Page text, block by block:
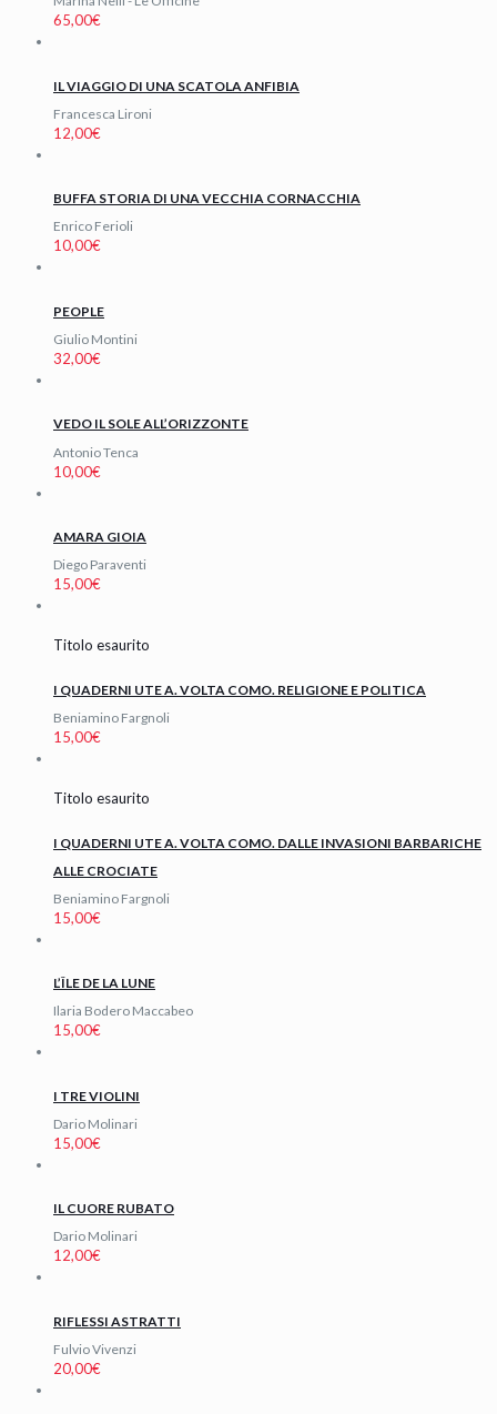
65,00€
IL VIAGGIO DI UNA SCATOLA ANFIBIA
Francesca Lironi
12,00€
BUFFA STORIA DI UNA VECCHIA CORNACCHIA
Enrico Ferioli
10,00€
PEOPLE
Giulio Montini
32,00€
VEDO IL SOLE ALL’ORIZZONTE
Antonio Tenca
10,00€
AMARA GIOIA
Diego Paraventi
15,00€
Titolo esaurito
I QUADERNI UTE A. VOLTA COMO. RELIGIONE E POLITICA
Beniamino Fargnoli
15,00€
Titolo esaurito
I QUADERNI UTE A. VOLTA COMO. DALLE INVASIONI BARBARICHE
ALLE CROCIATE
Beniamino Fargnoli
15,00€
L’ÎLE DE LA LUNE
Ilaria Bodero Maccabeo
15,00€
I TRE VIOLINI
Dario Molinari
15,00€
IL CUORE RUBATO
Dario Molinari
12,00€
RIFLESSI ASTRATTI
Fulvio Vivenzi
20,00€